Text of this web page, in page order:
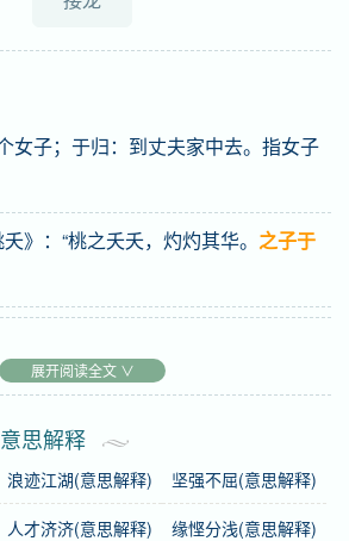
女子；于归：到丈夫家中去。指女子
夭》：“桃之夭夭，灼灼其华。 之子于
词。
展开阅读全文 ∨
思解释
浪迹江湖(意思解释) 坚强不屈(意思解释)
人才济济(意思解释) 缘悭分浅(意思解释)